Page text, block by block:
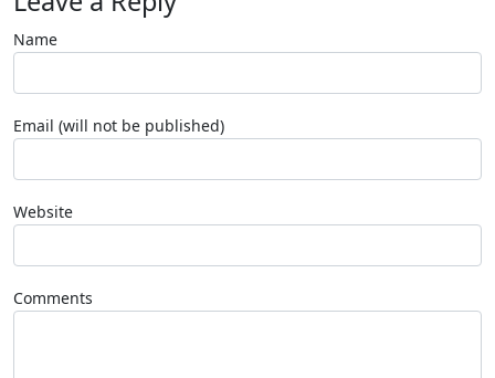
Name
Email (will not be published)
Website
Comments